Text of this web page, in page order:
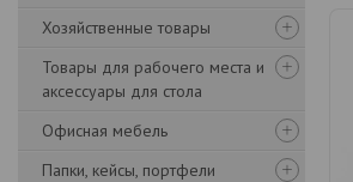
Хозяйственные товары
Товары для рабочего места и
аксессуары для стола
Офисная мебель
Папки, кейсы, портфели